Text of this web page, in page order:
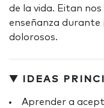
de la vida. Eitan
enseñanza
dolorosos.
▼ IDEAS
Aprender a